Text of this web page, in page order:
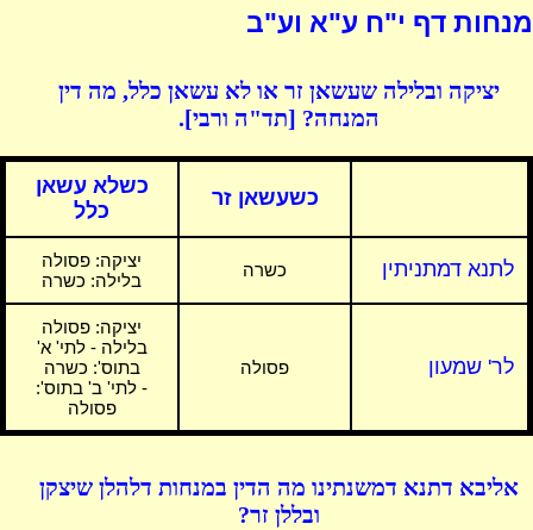
מנחות דף י"ח ע"א וע"ב
יציקה ובלילה שעשאן זר או לא עשאן כלל, מה דין
המנחה? [תד"ה ורבי].
כשעשאן זר
כשלא עשאן
כלל
לתנא דמתניתין כשרה יציקה: פסולה
בלילה: כשרה
לר' שמעון פסולה
יציקה: פסולה
בלילה - לתי' א'
בתוס': כשרה
- לתי' ב' בתוס':
פסולה
אליבא דתנא דמשנתינו מה הדין במנחות דלהלן שיצקן
ובללן זר?